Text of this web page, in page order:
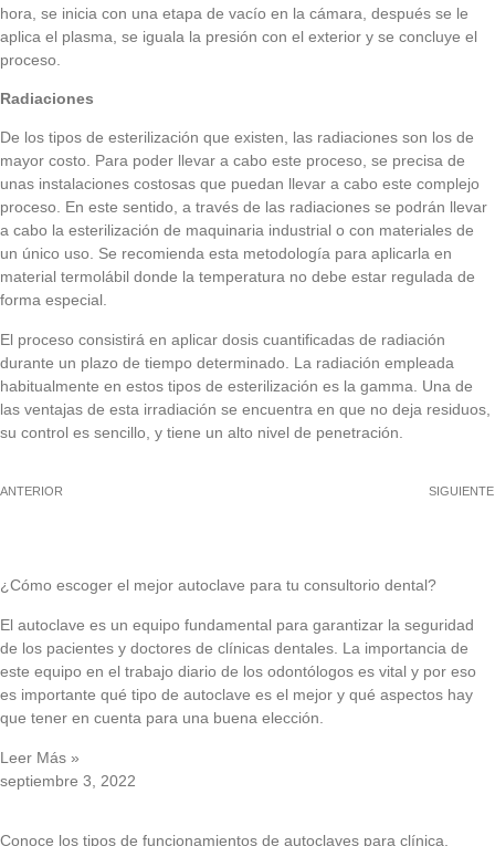
hora, se inicia con una etapa de vacío en la cámara, después se le
aplica el plasma, se iguala la presión con el exterior y se concluye el
proceso.
Radiaciones
De los tipos de esterilización que existen, las radiaciones son los de
mayor costo. Para poder llevar a cabo este proceso, se precisa de
unas instalaciones costosas que puedan llevar a cabo este complejo
proceso. En este sentido, a través de las radiaciones se podrán llevar
a cabo la esterilización de maquinaria industrial o con materiales de
un único uso. Se recomienda esta metodología para aplicarla en
material termolábil donde la temperatura no debe estar regulada de
forma especial.
El proceso consistirá en aplicar dosis cuantificadas de radiación
durante un plazo de tiempo determinado. La radiación empleada
habitualmente en estos tipos de esterilización es la gamma. Una de
las ventajas de esta irradiación se encuentra en que no deja residuos,
su control es sencillo, y tiene un alto nivel de penetración.
ANTERIOR SIGUIENTE
¿Cómo escoger el mejor autoclave para tu consultorio dental?
El autoclave es un equipo fundamental para garantizar la seguridad
de los pacientes y doctores de clínicas dentales. La importancia de
este equipo en el trabajo diario de los odontólogos es vital y por eso
es importante qué tipo de autoclave es el mejor y qué aspectos hay
que tener en cuenta para una buena elección.
Leer Más »
septiembre 3, 2022
Conoce los tipos de funcionamientos de autoclaves para clínica,